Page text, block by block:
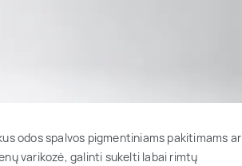
odos spalvos pigmentiniams pakitimams ar
varikozė, galinti sukelti labai rimtų